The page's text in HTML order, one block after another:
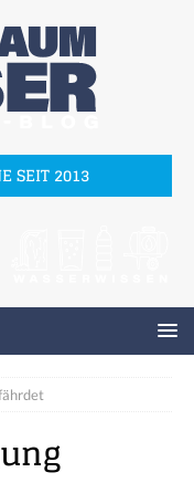
SEIT 2013